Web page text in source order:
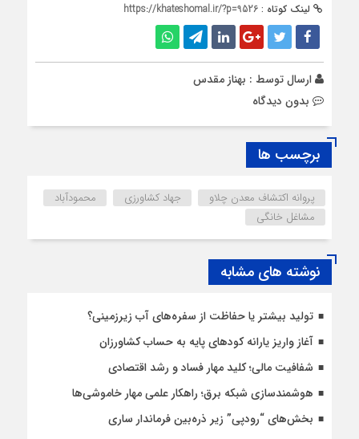
لینک کوتاه : https://khateshomal.ir/?p=9526
ارسال توسط : بهناز مقدس
بدون دیدگاه
برچسب ها
پروانه اکتشاف معدن چلاو جهاد کشاورزی
محمودآباد
مشاغل خانگی
نوشته های مشابه
تولید بیشتر یا حفاظت از سفره‌های آب زیرزمینی؟
آغاز واریز یارانه کودهای پایه به حساب کشاورزان
شفافیت مالی؛ کلید مهار فساد و رشد اقتصادی
هوشمندسازی شبکه برق؛ راهکار علمی مهار خاموشی‌ها
بخش‌های “رودپی” زیر ذره‌بین فرماندار ساری